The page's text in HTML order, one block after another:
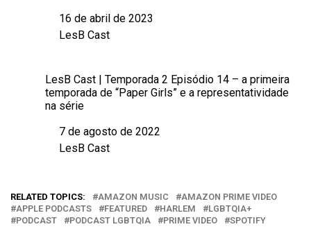
Data16 de abril de 2023
Em relação a
LesB Cast
LesB Cast | Temporada 2 Episódio 14 – a primeira
temporada de “Paper Girls” e a representatividade
na série
Data7 de agosto de 2022
Em relação a
LesB Cast
RELATED TOPICS: AMAZON MUSIC
AMAZON PRIME VIDEO
APPLE PODCASTS
FEATURED HARLEM
LGBTQIA+
PODCAST
PODCAST LGBTQIA PRIME VIDEO SPOTIFY